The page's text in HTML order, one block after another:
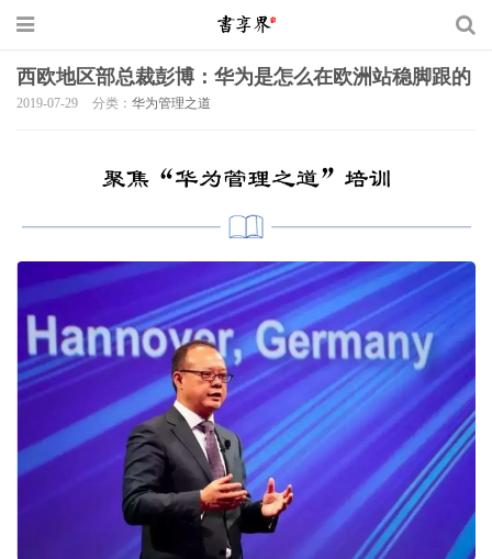
西欧地区部总裁彭博：华为是怎么在欧洲站稳脚跟的
2019-07-29 分类： 华为管理之道